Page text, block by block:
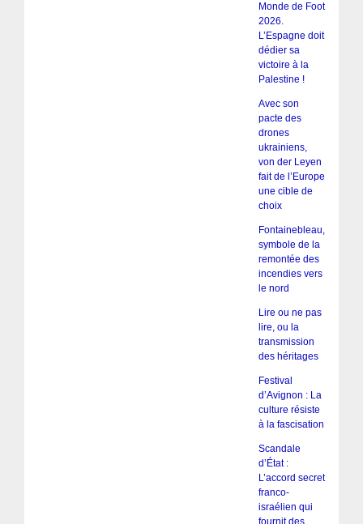
Monde de Foot
2026.
L’Espagne doit
dédier sa
victoire à la
Palestine !
Avec son
pacte des
drones
ukrainiens,
von der Leyen
fait de l’Europe
une cible de
choix
Fontainebleau,
symbole de la
remontée des
incendies vers
le nord
Lire ou ne pas
lire, ou la
transmission
des héritages
Festival
d’Avignon : La
culture résiste
à la fascisation
Scandale
d’État :
L’accord secret
franco-
israélien qui
fournit des